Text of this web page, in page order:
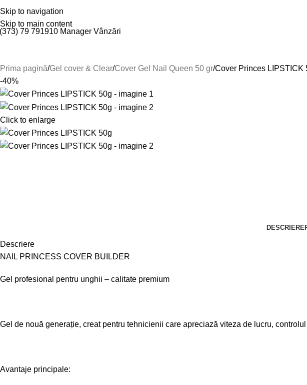
Skip to navigation
Skip to main content
Noi Confidențialitate
79 791910 Manager Vânzări
Prima pagină Gel cover & Clear Cover Gel Nail Queen 50 gr Cover Princes LIPSTICK
-40%
Click to enlarge
DESCRIERE
Descriere
NAIL PRINCESS COVER BUILDER
Gel profesional pentru unghii – calitate premium
Gel de nouă generație, creat pentru tehnicienii care apreciază viteza de lucru,
Avantaje principale: